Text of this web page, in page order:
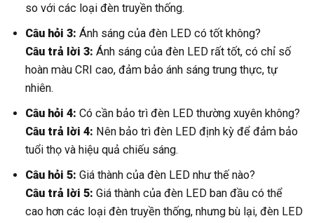
so với các loại đèn truyền thống.
Câu hỏi 3: Ánh sáng của đèn LED có tốt không?
Câu trả lời 3: Ánh sáng của đèn LED rất tốt, có chỉ số
hoàn màu CRI cao, đảm bảo ánh sáng trung thực, tự
nhiên.
Câu hỏi 4: Có cần bảo trì đèn LED thường xuyên không?
Câu trả lời 4: Nên bảo trì đèn LED định kỳ để đảm bảo
tuổi thọ và hiệu quả chiếu sáng.
Câu hỏi 5: Giá thành của đèn LED như thế nào?
Câu trả lời 5: Giá thành của đèn LED ban đầu có thể
cao hơn các loại đèn truyền thống, nhưng bù lại, đèn LED